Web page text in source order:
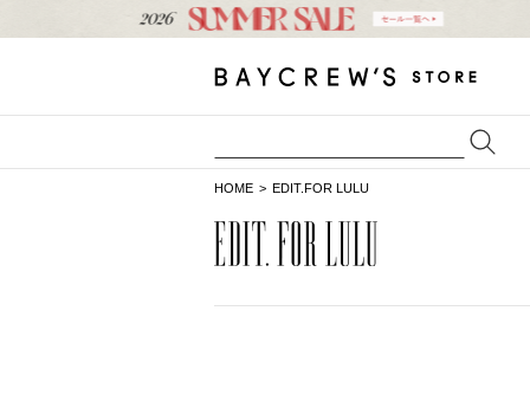
HOME EDIT.FOR LULU